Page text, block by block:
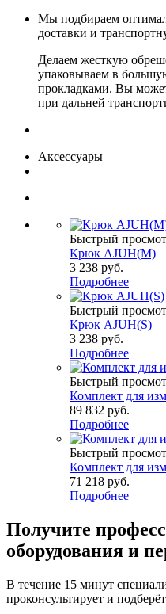
Мы подбираем
доставки и
Делаем жесткую
упаковываем в
прокладками. Вы
при дальней
Аксессуары
Быстрый
Крюк AJUH(M)
3 238 руб.
Подробнее
Быстрый
Крюк AJUH(S)
3 238 руб.
Подробнее
Быстрый
Комплект для
89 832 руб.
Подробнее
Быстрый
Комплект для
71 218 руб.
Подробнее
Получите
оборудования и
В течение 15 минут
проконсультирует и